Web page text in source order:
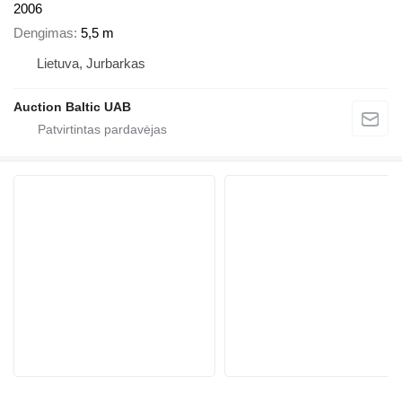
2006
Dengimas 5,5 m
Lietuva, Jurbarkas
Auction Baltic UAB